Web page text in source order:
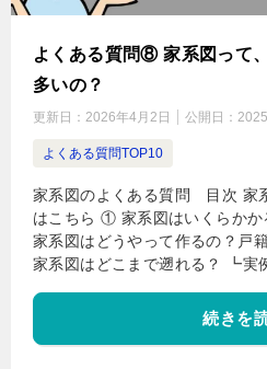
よくある質問⑧ 家系図って
多いの？
更新日： 2026年4月2日 公開日：
よくある質問TOP10
家系図のよくある質問 目次 家
はこちら ① 家系図はいくらか
家系図はどうやって作るの？戸
家系図はどこまで遡れる？ ┗
続きを